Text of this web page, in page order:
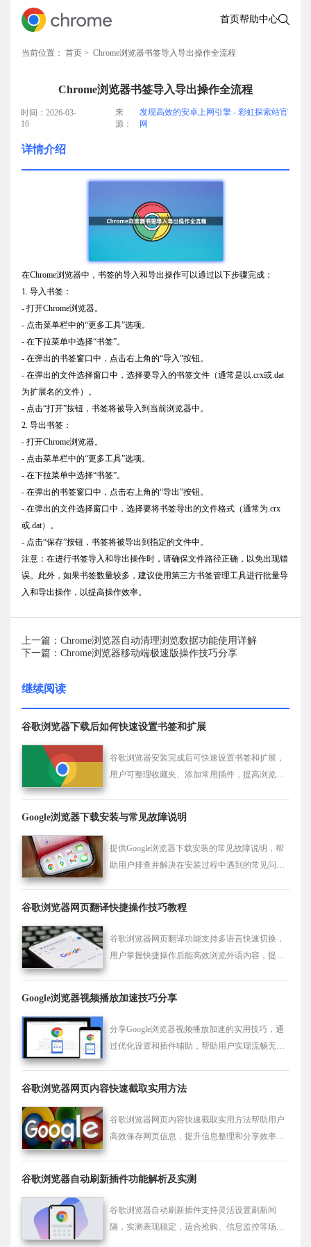
首页帮助中心
当前位置： 首页 > Chrome浏览器书签导入导出操作全流程
Chrome浏览器书签导入导出操作全流程
时间：2026-03-
16
来
源：
发现高效的安卓上网引擎 - 彩虹探索站官
网
详情介绍
在Chrome浏览器中，书签的导入和导出操作可以通过以下步骤完成：
1. 导入书签：
- 打开Chrome浏览器。
- 点击菜单栏中的“更多工具”选项。
- 在下拉菜单中选择“书签”。
- 在弹出的书签窗口中，点击右上角的“导入”按钮。
- 在弹出的文件选择窗口中，选择要导入的书签文件（通常是以.crx或.dat
为扩展名的文件）。
- 点击“打开”按钮，书签将被导入到当前浏览器中。
2. 导出书签：
- 打开Chrome浏览器。
- 点击菜单栏中的“更多工具”选项。
- 在下拉菜单中选择“书签”。
- 在弹出的书签窗口中，点击右上角的“导出”按钮。
- 在弹出的文件选择窗口中，选择要将书签导出的文件格式（通常为.crx
或.dat）。
- 点击“保存”按钮，书签将被导出到指定的文件中。
注意：在进行书签导入和导出操作时，请确保文件路径正确，以免出现错
误。此外，如果书签数量较多，建议使用第三方书签管理工具进行批量导
入和导出操作，以提高操作效率。
上一篇：Chrome浏览器自动清理浏览数据功能使用详解
下一篇：Chrome浏览器移动端极速版操作技巧分享
继续阅读
谷歌浏览器下载后如何快速设置书签和扩展
谷歌浏览器安装完成后可快速设置书签和扩展，
用户可整理收藏夹、添加常用插件，提高浏览效
Google浏览器下载安装与常见故障说明
提供Google浏览器下载安装的常见故障说明，帮
助用户排查并解决在安装过程中遇到的常见问
谷歌浏览器网页翻译快捷操作技巧教程
谷歌浏览器网页翻译功能支持多语言快速切换，
用户掌握快捷操作后能高效浏览外语内容，提升
Google浏览器视频播放加速技巧分享
分享Google浏览器视频播放加速的实用技巧，通
过优化设置和插件辅助，帮助用户实现流畅无卡
谷歌浏览器网页内容快速截取实用方法
谷歌浏览器网页内容快速截取实用方法帮助用户
高效保存网页信息，提升信息整理和分享效率，
谷歌浏览器自动刷新插件功能解析及实测
谷歌浏览器自动刷新插件支持灵活设置刷新间
隔，实测表现稳定，适合抢购、信息监控等场景